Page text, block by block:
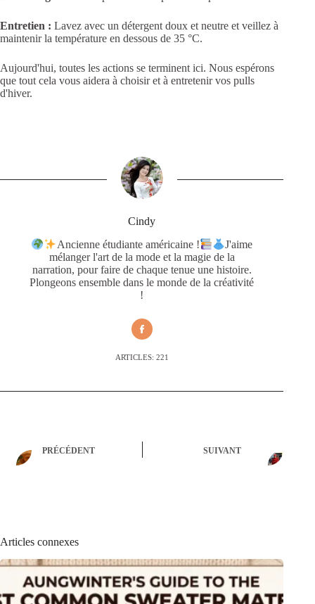
Entretien : Lavez avec un détergent doux et neutre et veillez à
maintenir la température en dessous de 35 °C.
Aujourd'hui, toutes les actions se terminent ici. Nous espérons
que tout cela vous aidera à choisir et à entretenir vos pulls
d'hiver.
Cindy
Ancienne étudiante américaine !
J'aime
mélanger l'art de la mode et la magie de la
narration, pour faire de chaque tenue une histoire.
Plongeons ensemble dans le monde de la créativité
!
ARTICLES: 221
PRÉCÉDENT SUIVANT
Articles connexes